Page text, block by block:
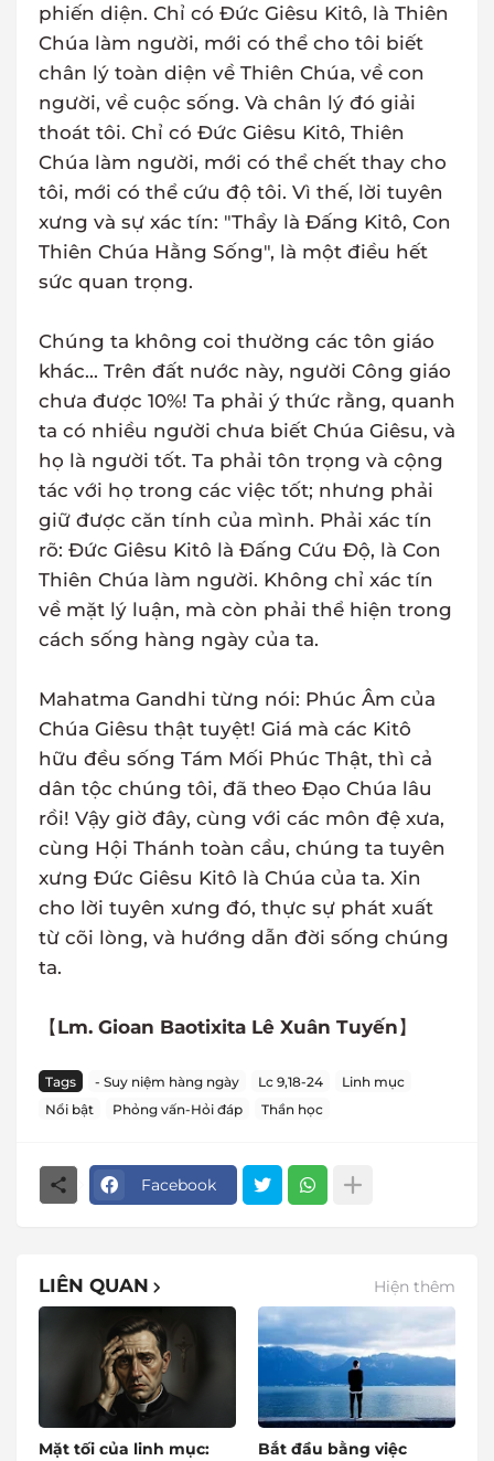
phiến diện. Chỉ có Đức Giêsu Kitô, là Thiên
Chúa làm người, mới có thể cho tôi biết
chân lý toàn diện về Thiên Chúa, về con
người, về cuộc sống. Và chân lý đó giải
thoát tôi. Chỉ có Đức Giêsu Kitô, Thiên
Chúa làm người, mới có thể chết thay cho
tôi, mới có thể cứu độ tôi. Vì thế, lời tuyên
xưng và sự xác tín: "Thầy là Đấng Kitô, Con
Thiên Chúa Hằng Sống", là một điều hết
sức quan trọng.
Chúng ta không coi thường các tôn giáo
khác... Trên đất nước này, người Công giáo
chưa được 10%! Ta phải ý thức rằng, quanh
ta có nhiều người chưa biết Chúa Giêsu, và
họ là người tốt. Ta phải tôn trọng và cộng
tác với họ trong các việc tốt; nhưng phải
giữ được căn tính của mình. Phải xác tín
rõ: Đức Giêsu Kitô là Đấng Cứu Độ, là Con
Thiên Chúa làm người. Không chỉ xác tín
về mặt lý luận, mà còn phải thể hiện trong
cách sống hàng ngày của ta.
Mahatma Gandhi từng nói: Phúc Âm của
Chúa Giêsu thật tuyệt! Giá mà các Kitô
hữu đều sống Tám Mối Phúc Thật, thì cả
dân tộc chúng tôi, đã theo Đạo Chúa lâu
rồi! Vậy giờ đây, cùng với các môn đệ xưa,
cùng Hội Thánh toàn cầu, chúng ta tuyên
xưng Đức Giêsu Kitô là Chúa của ta. Xin
cho lời tuyên xưng đó, thực sự phát xuất
từ cõi lòng, và hướng dẫn đời sống chúng
ta.
【 Lm. Gioan Baotixita Lê Xuân Tuyến 】
Tags - Suy niệm hàng ngày Lc 9,18-24
Linh mục
Nổi bật
Phỏng vấn-Hỏi đáp Thần học
Facebook
LIÊN QUAN Hiện thêm
Mặt tối của linh mục:
Bắt đầu bằng việc